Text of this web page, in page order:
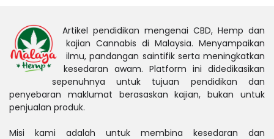
Artikel pendidikan mengenai CBD, Hemp dan
kajian Cannabis di Malaysia. Menyampaikan
ilmu, pandangan saintifik serta meningkatkan
kesedaran awam. Platform ini didedikasikan
sepenuhnya untuk tujuan pendidikan dan
penyebaran maklumat berasaskan kajian, bukan untuk
penjualan produk.
Misi kami adalah untuk membina kesedaran dan